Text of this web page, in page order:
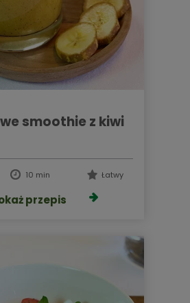
smoothie z kiwi
10 min Łatwy
przepis